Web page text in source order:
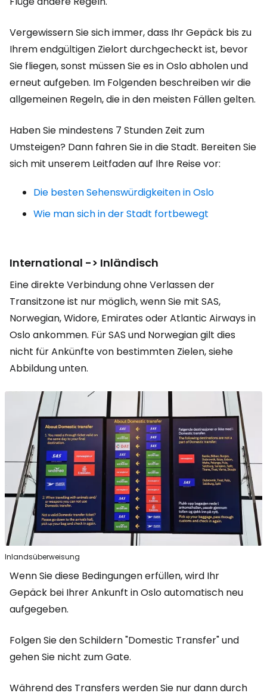
Vergewissern Sie sich immer, dass Ihr Gepäck bis zu
Ihrem endgültigen Zielort durchgecheckt ist, bevor
Sie fliegen, sonst müssen Sie es in Oslo abholen und
erneut aufgeben. Im Folgenden beschreiben wir die
allgemeinen Regeln, die in den meisten Fällen gelten.
Haben Sie mindestens 7 Stunden Zeit zum
Umsteigen? Dann fahren Sie in die Stadt. Bereiten Sie
sich mit unserem Leitfaden auf Ihre Reise vor:
Die besten Sehenswürdigkeiten in Oslo
Wie man sich in der Stadt fortbewegt
International -> Inländisch
Eine direkte Verbindung ohne Verlassen der
Transitzone ist nur möglich, wenn Sie mit SAS,
Norwegian, Widore, Emirates oder Atlantic Airways in
Oslo ankommen. Für SAS und Norwegian gilt dies
nicht für Ankünfte von bestimmten Zielen, siehe
Abbildung unten.
Inlandsüberweisung
Wenn Sie diese Bedingungen erfüllen, wird Ihr
Gepäck bei Ihrer Ankunft in Oslo automatisch neu
aufgegeben.
Folgen Sie den Schildern "Domestic Transfer" und
gehen Sie nicht zum Gate.
Während des Transfers werden Sie nur dann durch